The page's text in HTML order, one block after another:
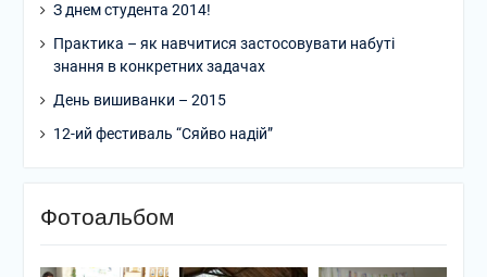
З днем студента 2014!
Практика – як навчитися застосовувати набуті
знання в конкретних задачах
День вишиванки – 2015
12-ий фестиваль “Сяйво надій”
Фотоальбом